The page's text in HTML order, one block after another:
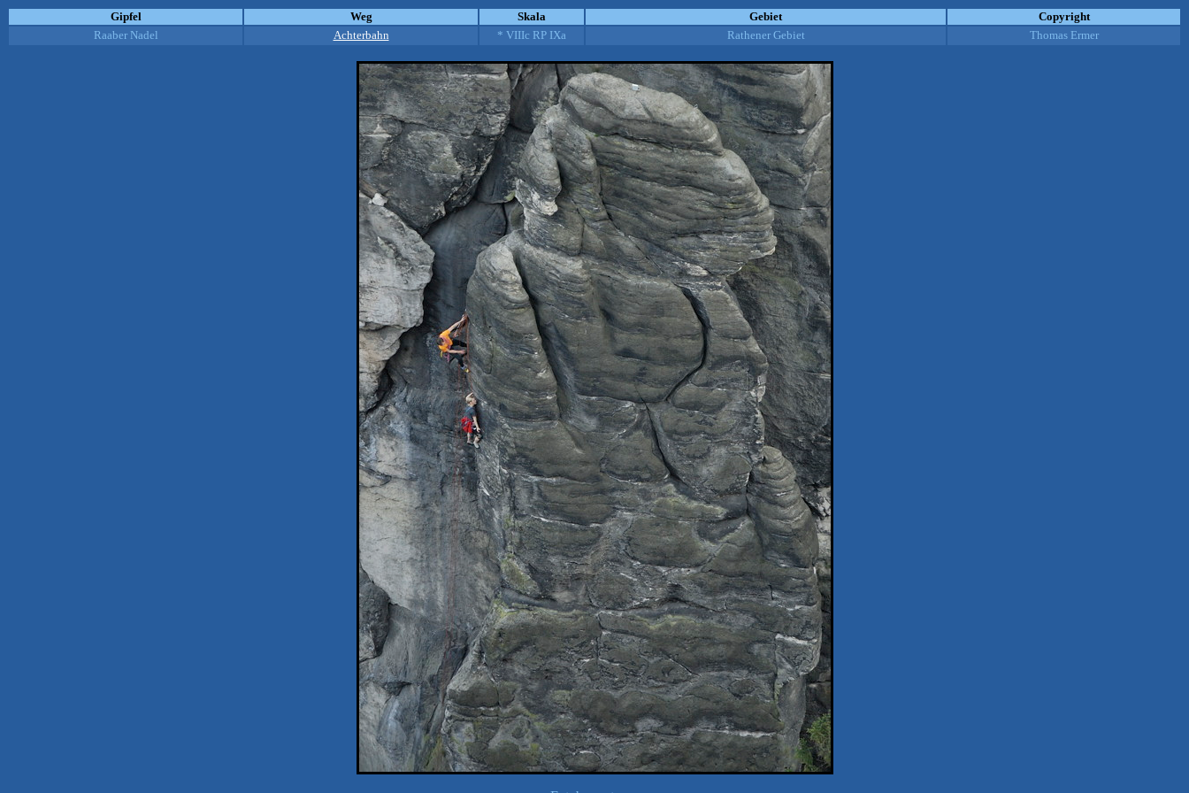
Gipfel Weg Skala Gebiet
Copyright
Raaber Nadel
Achterbahn * VIIIc RP IXa Rathener Gebiet Thomas Ermer